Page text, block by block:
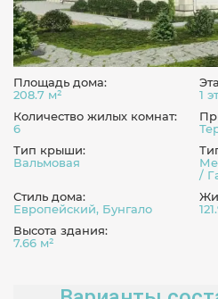
Площадь дома:
208.7 м²
1
Количество жилых комнат:
6
Тип крыши:
Вальмовая
/
Стиль дома:
Европейский, Бунгало
Высота здания:
7.66 м²